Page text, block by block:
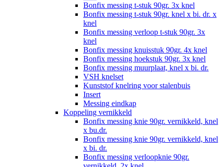
Bonfix messing t-stuk 90gr. 3x knel
Bonfix messing t-stuk 90gr. knel x bi. dr. x
knel
Bonfix messing verloop t-stuk 90gr. 3x
knel
Bonfix messing knuisstuk 90gr. 4x knel
Bonfix messing hoekstuk 90gr. 3x knel
Bonfix messing muurplaat, knel x bi. dr.
VSH knelset
Kunststof knelring voor stalenbuis
Insert
Messing eindkap
Koppeling vernikkeld
Bonfix messing knie 90gr. vernikkeld, knel
x bu.dr.
Bonfix messing knie 90gr. vernikkeld, knel
x bi. dr.
Bonfix messing verloopknie 90gr.